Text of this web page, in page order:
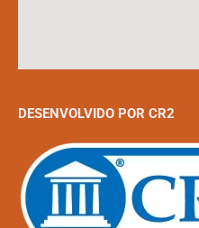
DESENVOLVIDO POR CR2